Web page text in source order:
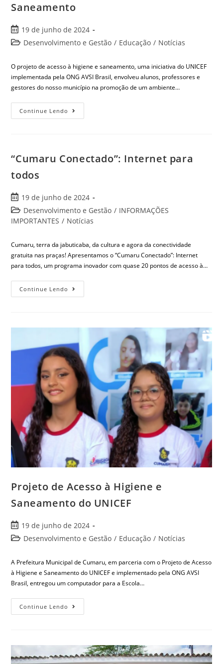
Saneamento
19 de junho de 2024
Desenvolvimento e Gestão / Educação / Notícias
O projeto de acesso à higiene e saneamento, uma iniciativa do UNICEF
implementada pela ONG AVSI Brasil, envolveu alunos, professores e
gestores do nosso município na promoção de um ambiente…
Continue Lendo
“Cumaru Conectado”: Internet para
todos
19 de junho de 2024
Desenvolvimento e Gestão / INFORMAÇÕES
IMPORTANTES / Notícias
Cumaru, terra da jabuticaba, da cultura e agora da conectividade
gratuita nas praças! Apresentamos o “Cumaru Conectado”: Internet
para todos, um programa inovador com quase 20 pontos de acesso à…
Continue Lendo
Projeto de Acesso à Higiene e
Saneamento do UNICEF
19 de junho de 2024
Desenvolvimento e Gestão / Educação / Notícias
A Prefeitura Municipal de Cumaru, em parceria com o Projeto de Acesso
à Higiene e Saneamento do UNICEF e implementado pela ONG AVSI
Brasil, entregou um computador para a Escola…
Continue Lendo